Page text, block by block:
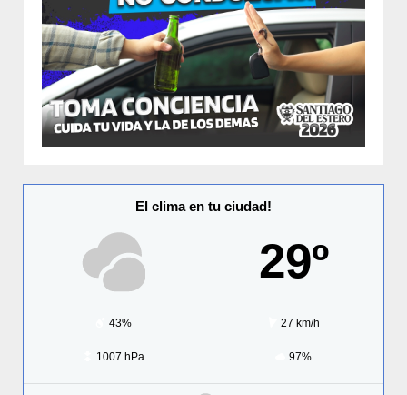
El clima en tu ciudad!
29º
43% 27 km/h
1007 hPa 97%